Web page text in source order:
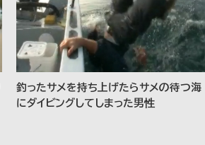
釣ったサメを持ち上げたらサメの待つ海
にダイビングしてしまった男性